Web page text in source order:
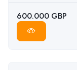
600.000 GBP